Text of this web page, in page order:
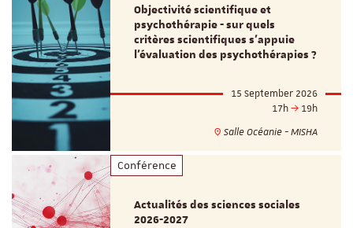
Objectivité scientifique et
psychothérapie - sur quels
critères scientifiques s'appuie
l'évaluation des psychothérapies ?
15 September 2026
17h
19h
Salle Océanie - MISHA
Conférence
Actualités des sciences sociales
2026-2027